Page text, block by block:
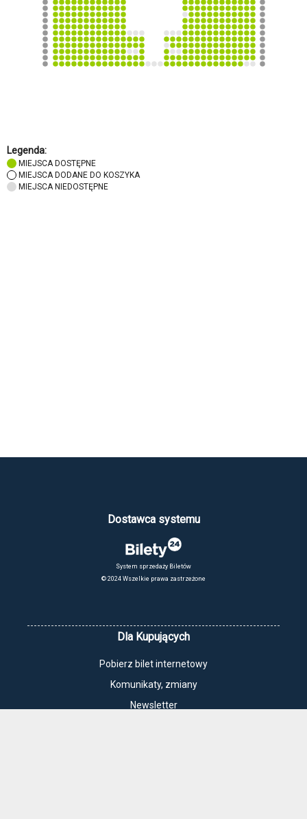
Legenda:
MIEJSCA DOSTĘPNE
MIEJSCA DODANE DO KOSZYKA
MIEJSCA NIEDOSTĘPNE
Dostawca systemu
System sprzedaży Biletów
© 2024 Wszelkie prawa zastrzeżone
Dla Kupujących
Pobierz bilet internetowy
Komunikaty, zmiany
Newsletter